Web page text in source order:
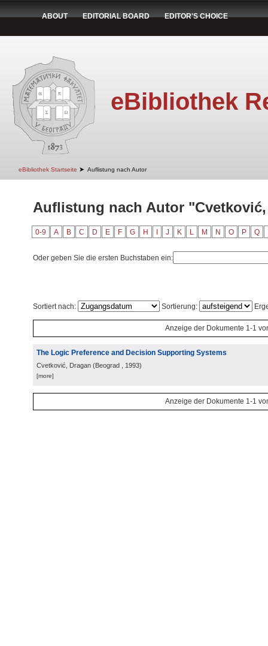
ABOUT EDITORIAL BOARD EDITOR'S CHOICE
eBibliothek
eBibliothek Startseite ➤ Auflistung nach Autor
Auflistung nach Autor
0-9 A B C D E F G H J K L M N O P Q
Oder geben Sie die ersten Buchstaben ein:
Sortiert nach: Sortierung:
Anzeige der Dokumente 1-1
The Logic Preference and Decision Supporting Systems
Cvetković, Dragan (Beograd , 1993)
[more]
Anzeige der Dokumente 1-1